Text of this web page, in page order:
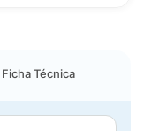
Ficha Técnica